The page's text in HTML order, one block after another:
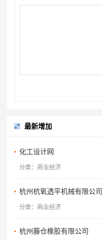
最新增加
化工设计网
分类：商业经济
杭州杭氧透平机械有限公司
分类：商业经济
杭州藤仓橡胶有限公司